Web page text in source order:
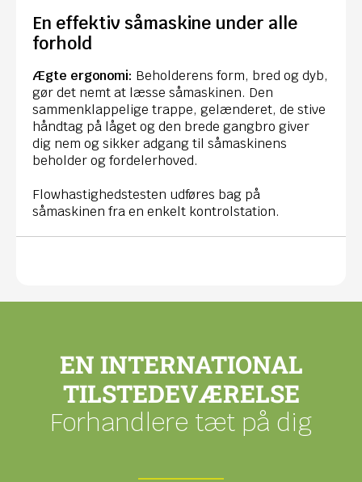
En effektiv såmaskine under alle
forhold
Ægte ergonomi: Beholderens form, bred og dyb,
gør det nemt at læsse såmaskinen. Den
sammenklappelige trappe, gelænderet, de stive
håndtag på låget og den brede gangbro giver
dig nem og sikker adgang til såmaskinens
beholder og fordelerhoved.
Flowhastighedstesten udføres bag på
såmaskinen fra en enkelt kontrolstation.
EN INTERNATIONAL
TILSTEDEVÆRELSE
Forhandlere tæt på dig